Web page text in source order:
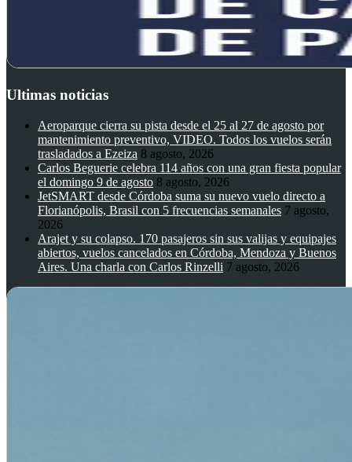
Ultimas noticias
Aeroparque cierra su pista desde el 25 al 27 de agosto por
mantenimiento preventivo, VIDEO. Todos los vuelos serán
trasladados a Ezeiza 8 agosto, 2026
Carlos Beguerie celebra 114 años con una gran fiesta popular
el domingo 9 de agosto 8 agosto, 2026
JetSMART desde Córdoba suma su nuevo vuelo directo a
Florianópolis, Brasil con 5 frecuencias semanales 7 agosto,
2026
Arajet y su colapso. 170 pasajeros sin sus valijas y equipajes
abiertos, vuelos cancelados en Córdoba, Mendoza y Buenos
Aires. Una charla con Carlos Rinzelli 7 agosto, 2026